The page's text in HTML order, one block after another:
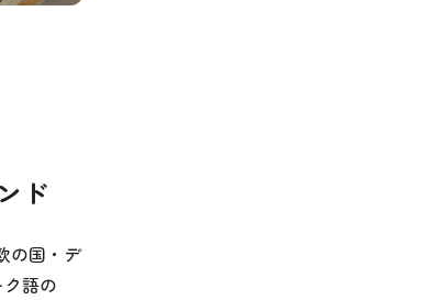
ド
の国・デ
語の